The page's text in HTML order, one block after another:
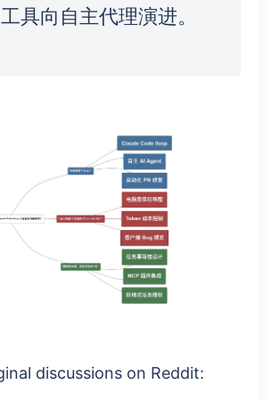
具向自主代理演进。
discussions on Reddit: